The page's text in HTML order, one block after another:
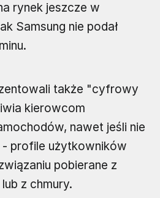
rynek jeszcze w
Samsung nie podał
także "cyfrowy
kierowcom
nawet jeśli nie
- profile użytkowników
pobierane z
z chmury.